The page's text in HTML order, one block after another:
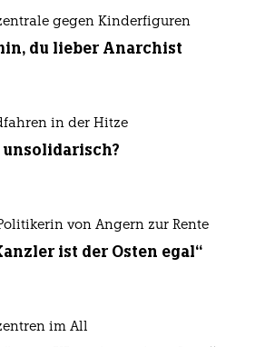
gegen Kinderfiguren
du lieber Anarchist
in der Hitze
unsolidarisch?
von Angern zur Rente
ist der Osten egal“
im All